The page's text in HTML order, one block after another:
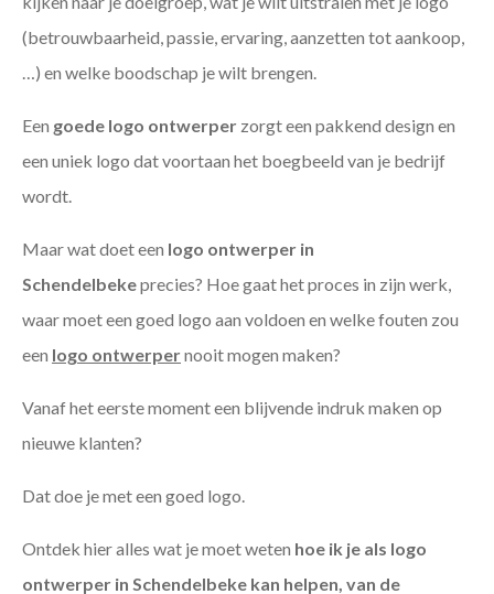
(betrouwbaarheid, passie, ervaring, aanzetten tot aankoop,
…) en welke boodschap je wilt brengen.
Een goede logo ontwerper zorgt een pakkend design en
een uniek logo dat voortaan het boegbeeld van je bedrijf
wordt.
Maar wat doet een logo ontwerper in
Schendelbekeprecies? Hoe gaat het proces in zijn werk,
waar moet een goed logo aan voldoen en welke fouten zou
een logo ontwerpernooit mogen maken?
Vanaf het eerste moment een blijvende indruk maken op
nieuwe klanten?
Dat doe je met een goed logo.
Ontdek hier alles wat je moet weten hoe ik je als logo
ontwerper in Schendelbeke kan helpen, van de